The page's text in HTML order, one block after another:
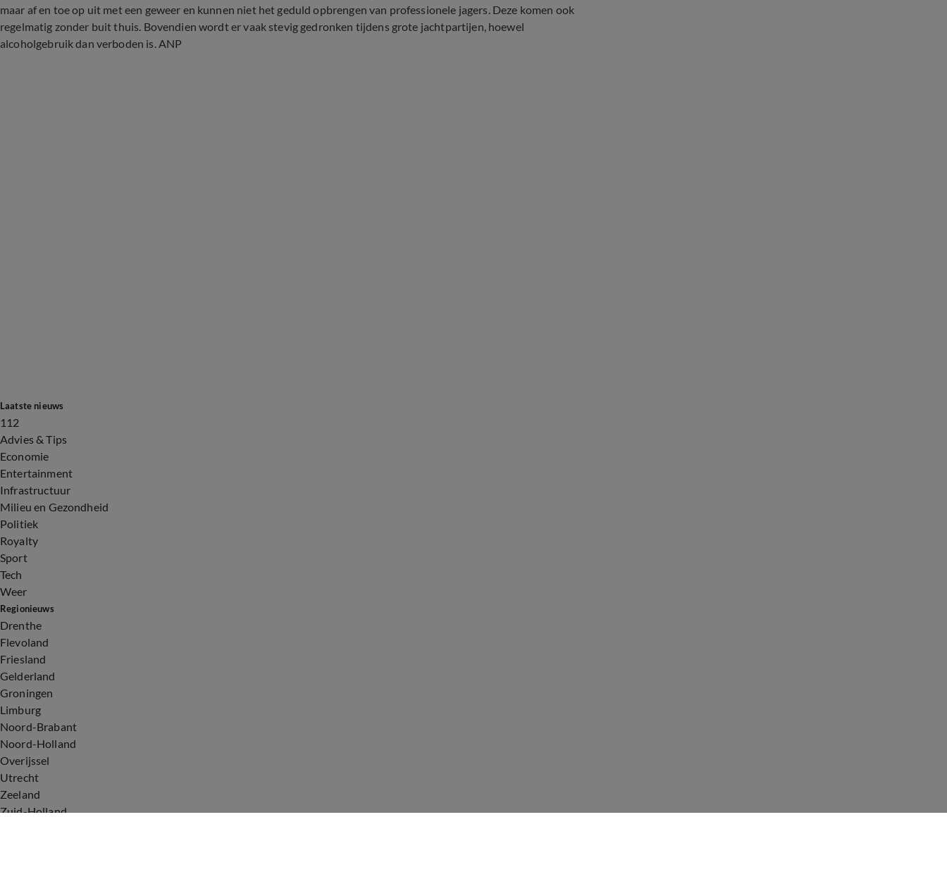
maar af en toe op uit met een geweer en kunnen niet het geduld opbrengen van professionele jagers. Deze komen ook
regelmatig zonder buit thuis. Bovendien wordt er vaak stevig gedronken tijdens grote jachtpartijen, hoewel
alcoholgebruik dan verboden is. ANP
Laatste nieuws
112
Advies & Tips
Economie
Entertainment
Infrastructuur
Milieu en Gezondheid
Politiek
Royalty
Sport
Tech
Weer
Regionieuws
Drenthe
Flevoland
Friesland
Gelderland
Groningen
Limburg
Noord-Brabant
Noord-Holland
Overijssel
Utrecht
Zeeland
Zuid-Holland